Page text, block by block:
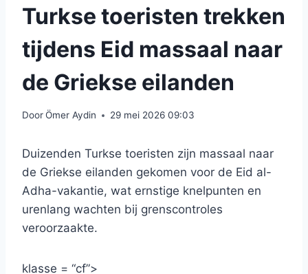
Turkse toeristen trekken
tijdens Eid massaal naar
de Griekse eilanden
DoorÖmer Aydin 29 mei 2026 09:03
Duizenden Turkse toeristen zijn massaal naar
de Griekse eilanden gekomen voor de Eid al-
Adha-vakantie, wat ernstige knelpunten en
urenlang wachten bij grenscontroles
veroorzaakte.
klasse = “cf”>